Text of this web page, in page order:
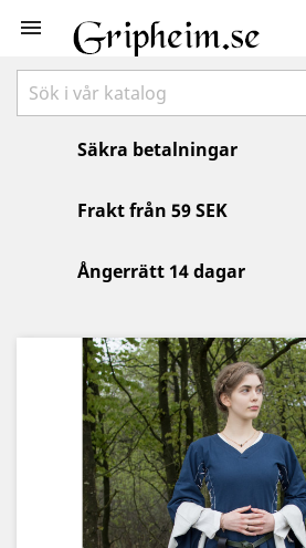

Säkra betalningar
Frakt från 59 SEK
Ångerrätt 14 dagar